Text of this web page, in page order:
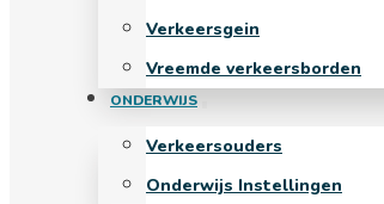
Verkeersgein
Vreemde verkeersborden
ONDERWIJS
Verkeersouders
Onderwijs Instellingen